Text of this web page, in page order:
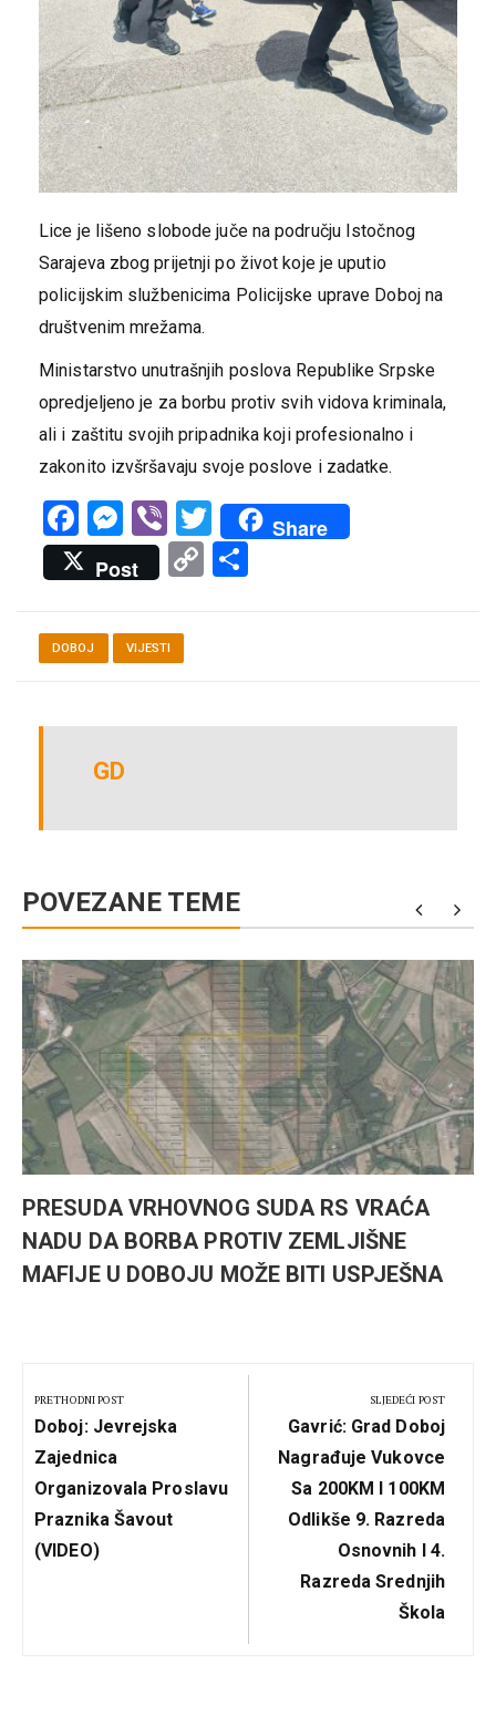
Lice je lišeno slobode juče na području Istočnog
Sarajeva zbog prijetnji po život koje je uputio
policijskim službenicima Policijske uprave Doboj na
društvenim mrežama.
Ministarstvo unutrašnjih poslova Republike Srpske
opredjeljeno je za borbu protiv svih vidova kriminala,
ali i zaštitu svojih pripadnika koji profesionalno i
zakonito izvšršavaju svoje poslove i zadatke.
Facebook
Messenger
ViberTwitter
Share
Post
Copy
DOBOJ VIJESTI
GD
POVEZANE TEME
PRESUDA VRHOVNOG SUDA RS VRAĆA
NADU DA BORBA PROTIV ZEMLJIŠNE
MAFIJE U DOBOJU MOŽE BITI USPJEŠNA
članka
PRETHODNI POST
Previous
Post:
Doboj: Јevrejska
Zajednica
Organizovala Proslavu
Praznika Šavout
(VIDEO)
SLJEDEĆI POST
Next
Post:
Gavrić: Grad Doboj
Nagrađuje Vukovce
Sa 200KM I 100KM
Odlikše 9. Razreda
Osnovnih I 4.
Razreda Srednjih
Škola